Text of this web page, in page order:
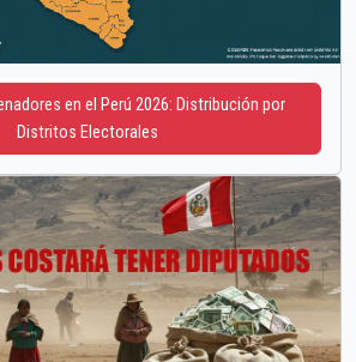
en el Perú 2026: Distribución por
Distritos Electorales